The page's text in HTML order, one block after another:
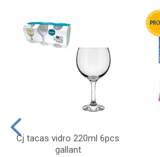
Cj tacas vidro 220ml 6pcs
gallant